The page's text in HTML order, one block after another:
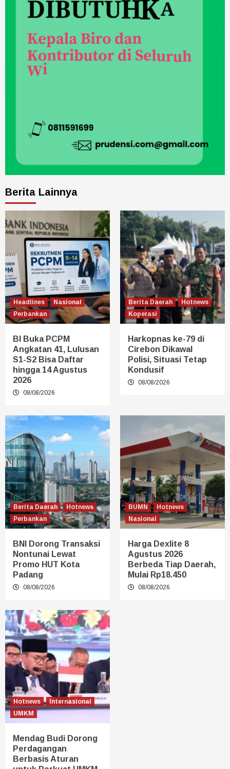
Berita Lainnya
Headlines
Nasional
Perbankan
BI Buka PCPM
Angkatan 41, Lulusan
S1-S2 Bisa Daftar
hingga 14 Agustus
2026
08/08/2026
Berita Daerah
Hotnews
Koperasi
Harkopnas ke-79 di
Cirebon Dikawal
Polisi, Situasi Tetap
Kondusif
08/08/2026
Berita Daerah
Hotnews
Perbankan
BNI Dorong Transaksi
Nontunai Lewat
Promo HUT Kota
Padang
08/08/2026
BUMN
Hotnews
Nasional
Harga Dexlite 8
Agustus 2026
Berbeda Tiap Daerah,
Mulai Rp18.450
08/08/2026
Hotnews
Internasional
UMKM
Mendag Budi Dorong
Perdagangan
Berbasis Aturan